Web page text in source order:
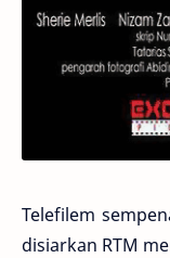
Telefilem
disiarkan RTM